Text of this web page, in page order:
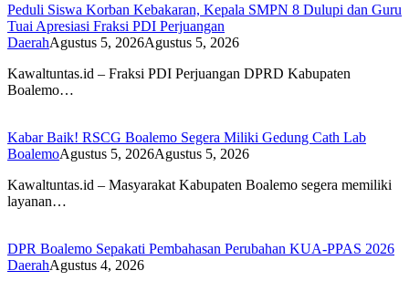
Peduli Siswa Korban Kebakaran, Kepala SMPN 8 Dulupi dan Guru
Tuai Apresiasi Fraksi PDI Perjuangan
DaerahAgustus 5, 2026Agustus 5, 2026
Kawaltuntas.id – Fraksi PDI Perjuangan DPRD Kabupaten
Boalemo…
Kabar Baik! RSCG Boalemo Segera Miliki Gedung Cath Lab
BoalemoAgustus 5, 2026Agustus 5, 2026
Kawaltuntas.id – Masyarakat Kabupaten Boalemo segera memiliki
layanan…
DPR Boalemo Sepakati Pembahasan Perubahan KUA-PPAS 2026
DaerahAgustus 4, 2026